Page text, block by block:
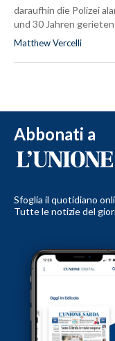
daraufhin die Polizei
und 30 Jahren
Matthew Vercelli
Abbonati a
Sfoglia il quotidiano
Tutte le notizie del